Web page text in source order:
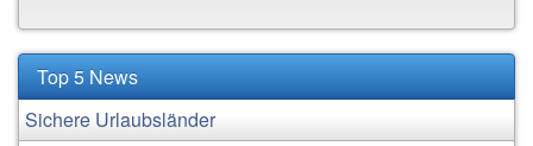
Top 5 News
Sichere Urlaubsländer